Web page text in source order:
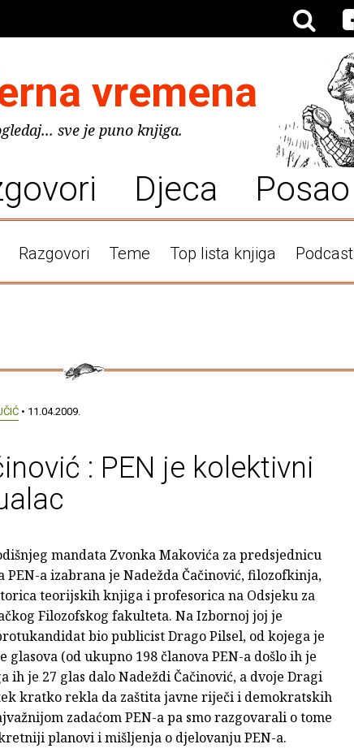
vremena
sve je puno knjiga.
Djeca Posao
Razgovori Teme Top lista knjiga Podcast
• 11.04.2009.
: PEN je kolektivni
mandata Zvonka Makovića za predsjednicu
a izabrana je Nadežda Čačinović, filozofkinja,
teorijskih knjiga i profesorica na Odsjeku za
Filozofskog fakulteta. Na Izbornoj joj je
bio publicist Drago Pilsel, od kojega je
glasova (od ukupno 198 članova PEN-a došlo ih je
ih je 27 glas dalo Nadeždi Čačinović, a dvoje Dragi
kratko rekla da zaštita javne riječi i demokratskih
zadaćom PEN-a pa smo razgovarali o tome
planovi i mišljenja o djelovanju PEN-a.